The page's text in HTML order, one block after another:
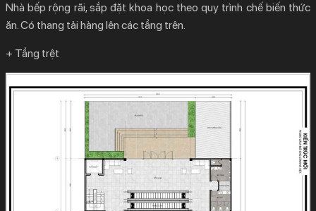
Nhà bếp rộng rãi, sắp đặt khoa học theo quy trình chế biến thức
ăn. Có thang tải hàng lên các tầng trên.
+ Tầng trệt